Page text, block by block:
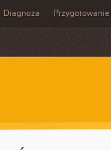
Diagnoza Przygotowanie